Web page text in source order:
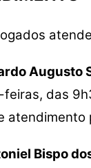
Augusto
feiras, das
atendimento
Bispo